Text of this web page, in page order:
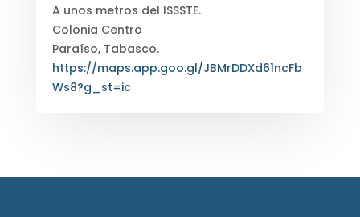
A unos metros del ISSSTE.
Colonia Centro
Paraíso, Tabasco.
https://maps.app.goo.gl/JBMrDDXd61ncFb
Ws8?g_st=ic